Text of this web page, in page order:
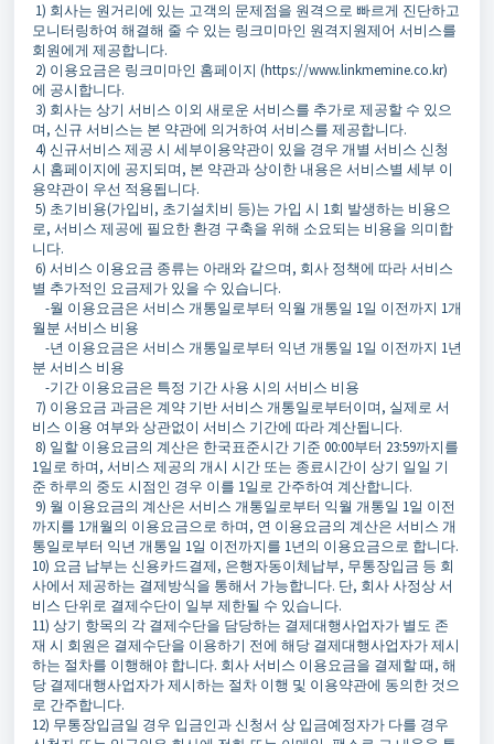
1) 회사는 원거리에 있는 고객의 문제점을 원격으로 빠르게 진단하고
모니터링하여 해결해 줄 수 있는 링크미마인 원격지원제어 서비스를
회원에게 제공합니다.
2) 이용요금은 링크미마인 홈페이지 (https://www.linkmemine.co.kr)
에 공시합니다.
3) 회사는 상기 서비스 이외 새로운 서비스를 추가로 제공할 수 있으
며, 신규 서비스는 본 약관에 의거하여 서비스를 제공합니다.
4) 신규서비스 제공 시 세부이용약관이 있을 경우 개별 서비스 신청
시 홈페이지에 공지되며, 본 약관과 상이한 내용은 서비스별 세부 이
용약관이 우선 적용됩니다.
5) 초기비용(가입비, 초기설치비 등)는 가입 시 1회 발생하는 비용으
로, 서비스 제공에 필요한 환경 구축을 위해 소요되는 비용을 의미합
니다.
6) 서비스 이용요금 종류는 아래와 같으며, 회사 정책에 따라 서비스
별 추가적인 요금제가 있을 수 있습니다.
-월 이용요금은 서비스 개통일로부터 익월 개통일 1일 이전까지 1개
월분 서비스 비용
-년 이용요금은 서비스 개통일로부터 익년 개통일 1일 이전까지 1년
분 서비스 비용
-기간 이용요금은 특정 기간 사용 시의 서비스 비용
7) 이용요금 과금은 계약 기반 서비스 개통일로부터이며, 실제로 서
비스 이용 여부와 상관없이 서비스 기간에 따라 계산됩니다.
8) 일할 이용요금의 계산은 한국표준시간 기준 00:00부터 23:59까지를
1일로 하며, 서비스 제공의 개시 시간 또는 종료시간이 상기 일일 기
준 하루의 중도 시점인 경우 이를 1일로 간주하여 계산합니다.
9) 월 이용요금의 계산은 서비스 개통일로부터 익월 개통일 1일 이전
까지를 1개월의 이용요금으로 하며, 연 이용요금의 계산은 서비스 개
통일로부터 익년 개통일 1일 이전까지를 1년의 이용요금으로 합니다.
10) 요금 납부는 신용카드결제, 은행자동이체납부, 무통장입금 등 회
사에서 제공하는 결제방식을 통해서 가능합니다. 단, 회사 사정상 서
비스 단위로 결제수단이 일부 제한될 수 있습니다.
11) 상기 항목의 각 결제수단을 담당하는 결제대행사업자가 별도 존
재 시 회원은 결제수단을 이용하기 전에 해당 결제대행사업자가 제시
하는 절차를 이행해야 합니다. 회사 서비스 이용요금을 결제할 때, 해
당 결제대행사업자가 제시하는 절차 이행 및 이용약관에 동의한 것으
로 간주합니다.
12) 무통장입금일 경우 입금인과 신청서 상 입금예정자가 다를 경우